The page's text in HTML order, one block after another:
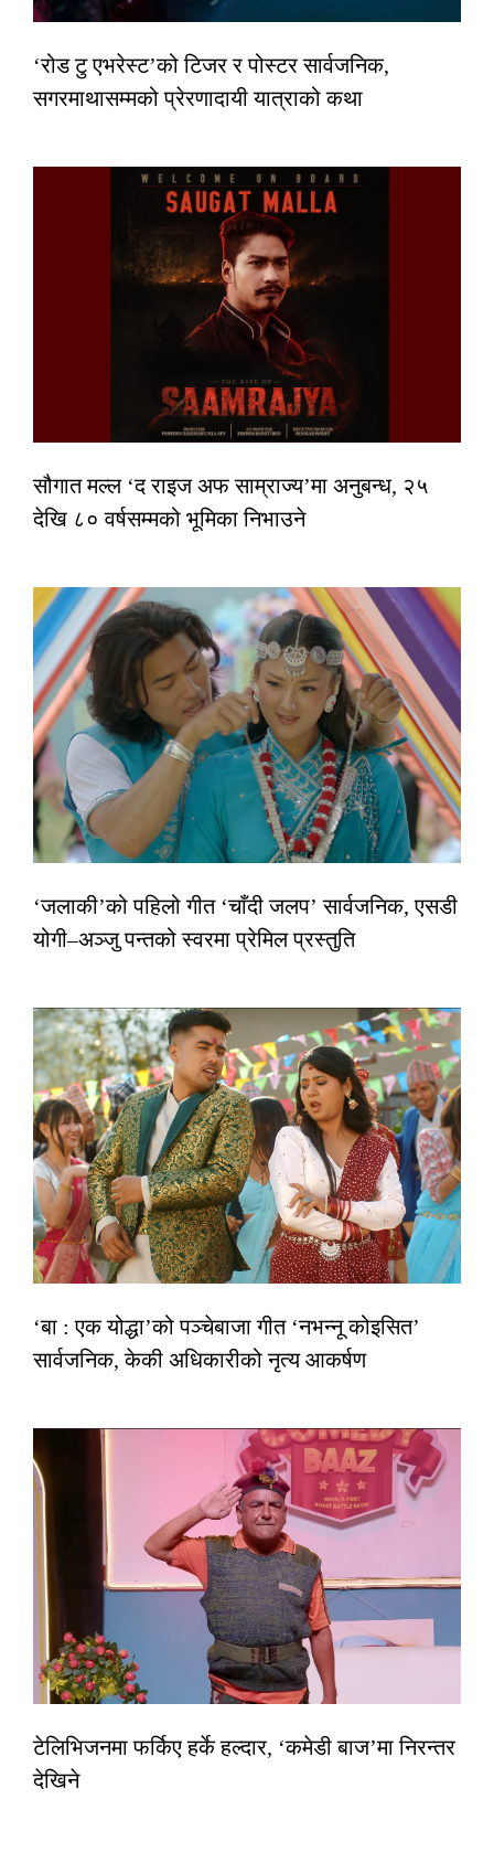
‘रोड टु एभरेस्ट’को टिजर र पोस्टर सार्वजनिक,
सगरमाथासम्मको प्रेरणादायी यात्राको कथा
सौगात मल्ल ‘द राइज अफ साम्राज्य’मा अनुबन्ध, २५
देखि ८० वर्षसम्मको भूमिका निभाउने
‘जलाकी’को पहिलो गीत ‘चाँदी जलप’ सार्वजनिक, एसडी
योगी–अञ्जु पन्तको स्वरमा प्रेमिल प्रस्तुति
‘बा : एक योद्धा’को पञ्चेबाजा गीत ‘नभन्नू कोइसित’
सार्वजनिक, केकी अधिकारीको नृत्य आकर्षण
टेलिभिजनमा फर्किए हर्के हल्दार, ‘कमेडी बाज’मा निरन्तर
देखिने